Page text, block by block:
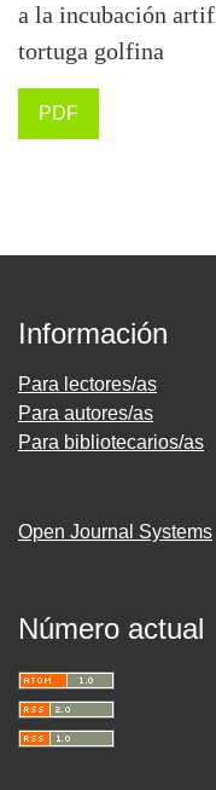
a la incubación
tortuga golfina
PDF
Información
Para lectores/as
Para autores/as
Para bibliotecarios/as
Open Journal Systems
Número actual